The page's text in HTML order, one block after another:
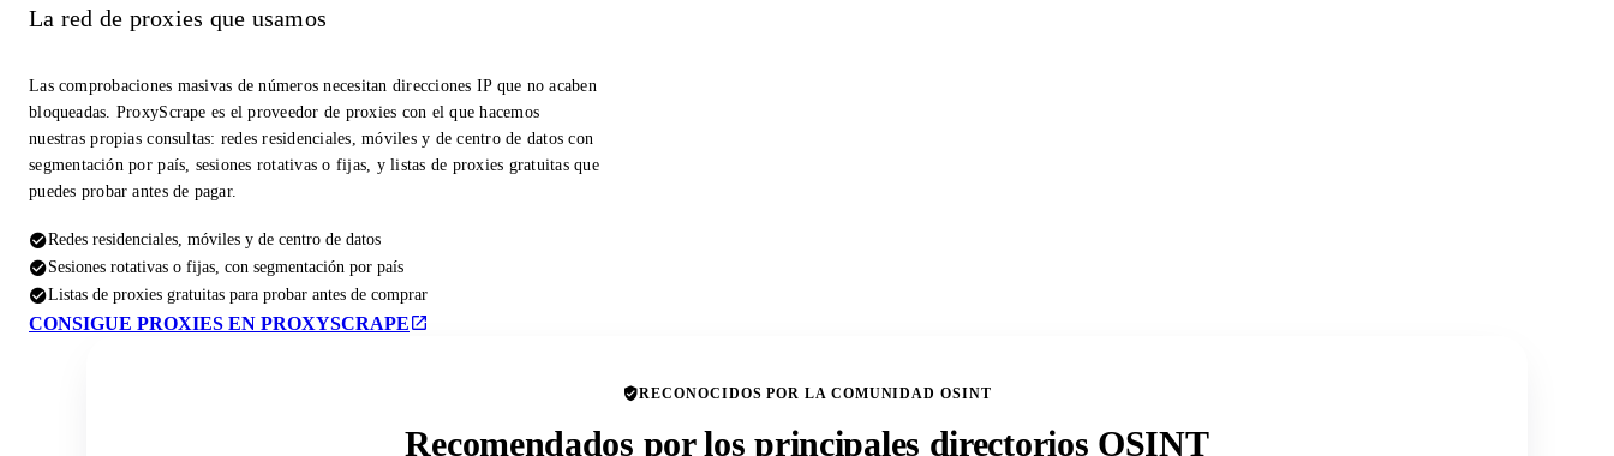
La red de proxies que usamos
Las comprobaciones masivas de números necesitan direcciones IP que no acaben
bloqueadas. ProxyScrape es el proveedor de proxies con el que hacemos
nuestras propias consultas: redes residenciales, móviles y de centro de datos con
segmentación por país, sesiones rotativas o fijas, y listas de proxies gratuitas que
puedes probar antes de pagar.
Redes residenciales, móviles y de centro de datos
Sesiones rotativas o fijas, con segmentación por país
Listas de proxies gratuitas para probar antes de comprar
CONSIGUE PROXIES EN PROXYSCRAPE
RECONOCIDOS POR LA COMUNIDAD OSINT
Recomendados por los principales directorios OSINT